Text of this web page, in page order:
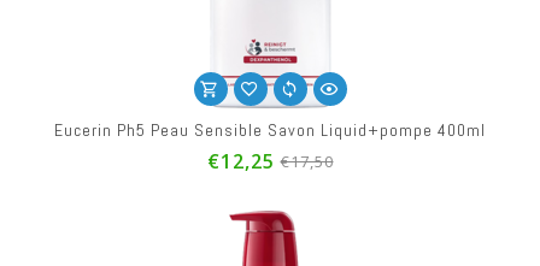
Eucerin Ph5 Peau Sensible Savon Liquid+pompe 400ml
€12,25 €17,50